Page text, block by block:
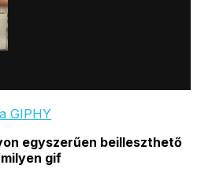
GIPHY
egyszerűen beilleszthető
gif